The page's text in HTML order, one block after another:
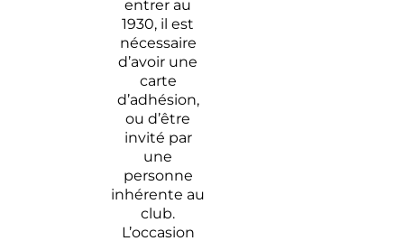
entrer au
1930, il est
nécessaire
d’avoir une
carte
d’adhésion,
ou d’être
invité par
une
personne
inhérente au
club.
L’occasion